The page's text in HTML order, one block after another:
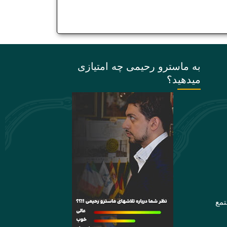
به ماسترو رحیمی چه امتیازی
میدهید؟